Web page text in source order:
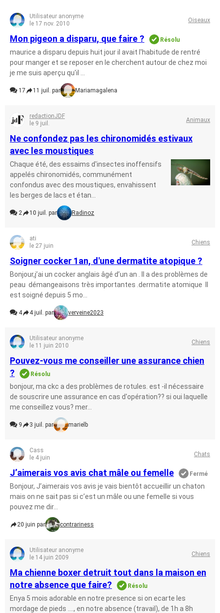
Utilisateur anonyme
le 17 nov. 2010
Oiseaux
Mon pigeon a disparu, que faire ? Résolu
maurice a disparu depuis huit jour il avait l'habitude de rentré
pour manger et se reposer en le cherchent autour de chez moi
je me suis aperçu qu'il ...
17 11 juil. par Mariamagalena
redactionJDF
le 9 juil.
Animaux
Ne confondez pas les chironomidés estivaux
avec les moustiques
Chaque été, des essaims d'insectes inoffensifs
appelés chironomidés, communément
confondus avec des moustiques, envahissent
les berges de lacs et étan...
2 10 juil. par Radinoz
ati
le 27 juin
Chiens
Soigner cocker 1an, d'une dermatite atopique ?
Bonjour,j’ai un cocker anglais âgé d’un an . Il a des problèmes de
peau démangeaisons très importantes .dermatite atomique Il
est soigné depuis 5 mo...
4 4 juil. par verveine2023
Utilisateur anonyme
le 11 juin 2010
Chiens
Pouvez-vous me conseiller une assurance chien
?
Résolu
bonjour, ma ckc a des problèmes de rotules. est -il nécessaire
de souscrire une assurance en cas d'opération?? si oui laquelle
me conseillez vous? mer...
9 3 juil. par marielb
Cass
le 4 juin
Chats
J’aimerais vos avis chat mâle ou femelle Fermé
Bonjour, J’aimerais vos avis je vais bientôt accueillir un chaton
mais on ne sait pas si c’est un mâle ou une femelle si vous
pouvez me dir...
20 juin par contrariness
Utilisateur anonyme
le 14 juin 2009
Chiens
Ma chienne boxer detruit tout dans la maison en
notre absence que faire?
Résolu
Enya 5 mois adorable en notre presence si on ecarte les
mordage de pieds ...., en notre absence (travail), de 1h a 8h